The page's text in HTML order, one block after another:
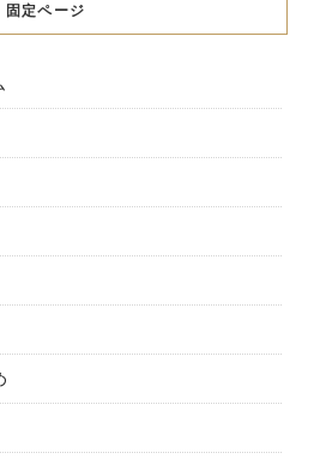
固定ページ